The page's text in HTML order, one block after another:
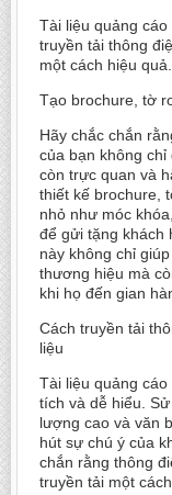
Tài liệu quảng
truyền tải thông
một cách hiệu quả.
Tạo brochure, tờ
Hãy chắc chắn
của bạn không chỉ
còn trực quan và
thiết kế brochure,
nhỏ như móc
để gửi tặng khách
này không chỉ
thương hiệu mà
khi họ đến gian
Cách truyền tải
liệu
Tài liệu quảng
tích và dễ hiểu.
lượng cao và văn
hút sự chú ý của
chắn rằng thông
truyền tải một